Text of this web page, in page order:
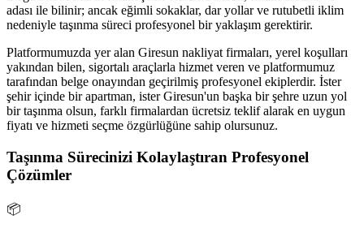
adası ile bilinir; ancak eğimli sokaklar, dar yollar ve rutubetli iklim
nedeniyle taşınma süreci profesyonel bir yaklaşım gerektirir.
Platformumuzda yer alan Giresun nakliyat firmaları, yerel koşulları
yakından bilen, sigortalı araçlarla hizmet veren ve platformumuz
tarafından belge onayından geçirilmiş profesyonel ekiplerdir. İster
şehir içinde bir apartman, ister Giresun'un başka bir şehre uzun yol
bir taşınma olsun, farklı firmalardan ücretsiz teklif alarak en uygun
fiyatı ve hizmeti seçme özgürlüğüne sahip olursunuz.
Taşınma Sürecinizi Kolaylaştıran Profesyonel
Çözümler
📦